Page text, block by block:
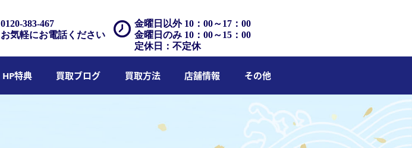
金曜日以外 10：00～17：00
金曜日のみ 10：00～15：00
定休日：不定休
0120-383-467
お気軽にお電話ください
HP特典 買取ブログ 買取方法 店舗情報 その他